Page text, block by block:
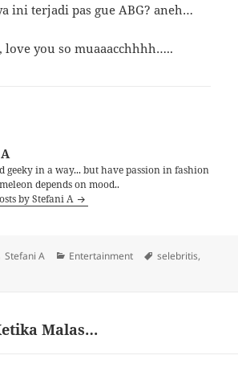
ini terjadi pas gue ABG? aneh…
love you so muaaacchhhh…..
geeky in a way... but have passion in fashion
depends on mood..
by Stefani A
Author
Stefani A Categories
Entertainment Tags
selebritis,
Malas…